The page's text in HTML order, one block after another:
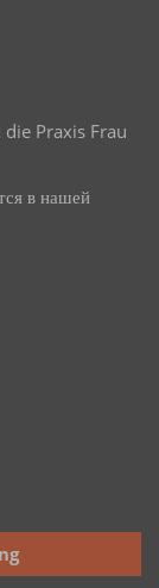
Praxis Frau
в нашей